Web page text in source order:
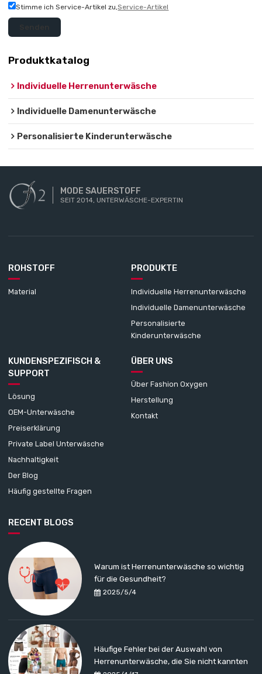
Stimme ich Service-Artikel zu,Service-Artikel
Produktkatalog
Individuelle Herrenunterwäsche
Individuelle Damenunterwäsche
Personalisierte Kinderunterwäsche
MODE SAUERSTOFF
SEIT 2014, UNTERWÄSCHE-EXPERTIN
ROHSTOFF
Material
PRODUKTE
Individuelle Herrenunterwäsche
Individuelle Damenunterwäsche
Personalisierte
Kinderunterwäsche
KUNDENSPEZIFISCH &
SUPPORT
Lösung
OEM-Unterwäsche
Preiserklärung
Private Label Unterwäsche
Nachhaltigkeit
Der Blog
Häufig gestellte Fragen
ÜBER UNS
Über Fashion Oxygen
Herstellung
Kontakt
RECENT BLOGS
2025/5/4
Warum ist Herrenunterwäsche so wichtig
für die Gesundheit?
Häufige Fehler bei der Auswahl von
Herrenunterwäsche, die Sie nicht kannten